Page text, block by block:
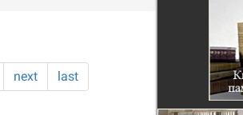
next last